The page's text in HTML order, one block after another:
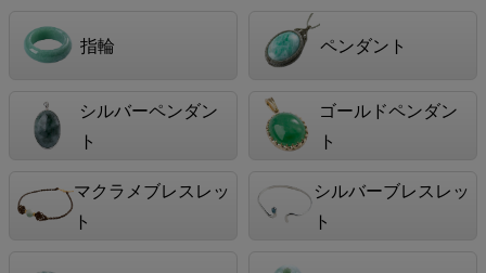
指輪 ペンダント
シルバーペンダン
ト
ゴールドペンダン
ト
マクラメブレスレッ
ト
シルバーブレスレッ
ト